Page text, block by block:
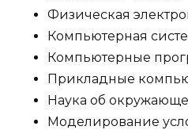
Физическая
Компьютерная
Компьютерные
Прикладные
Наука об
Моделирование